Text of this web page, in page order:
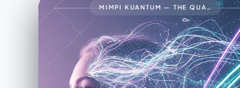
MIMPI KUANTUM — THE QUANTUM DREAM34🧠 PROMPT LENGKAP (FINAL VERSION)